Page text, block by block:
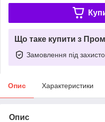
Що таке купити з
Замовлення під
Опис Характеристики
Опис